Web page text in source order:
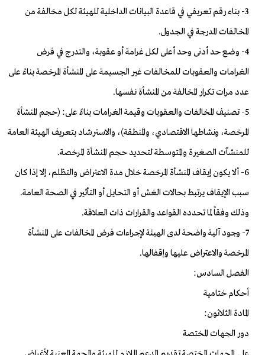
3- بناء رقم تعريفي في قاعدة البيانات الداخلية للهيئة لكل مخالفة من
المخالفات المدرجة في الجدول.
4- وضع حد أدنى وحد أعلى لكل غرامة أو عقوبة، والتدرج في فرض
الغرامات والعقوبات للمخالفات غير الجسيمة على المنشأة المرخصة بناءً على
عدد مرات تكرار المخالفة من المنشأة نفسها.
5- تصنيف المخالفات والعقوبات وقيمة الغرامات بناءً على: (حجم المنشأة
المرخصة، ونشاطها الاقتصادي، والمنطقة)، والاسترشاد بتعريف الهيئة العامة
للمنشآت الصغيرة والمتوسطة لتحديد حجم المنشأة المرخصة.
6- ألا يكون إيقاف المنشأة المرخصة خلال مدة الاعتراض والتظلم، إلا إذا كان
سبب الإيقاف يرتبط بحالات الغش أو التحايل أو التأثير في الصحة العامة.
وذلك وفقاً لما تحدده القواعد والقرارات ذات العلاقة.
7- وجود آلية واضحة لدى الهيئة لإجراءات فرض المخالفات على المنشأة
المرخصة والاعتراض عليها وإقفالها.
الفصل السادس:
أحكام ختامية
المادة الثلاثون:
دور الجهات المختصة